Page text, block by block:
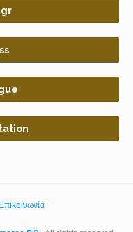
Επικοινωνία